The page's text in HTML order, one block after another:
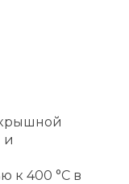
и
к 400 °C в